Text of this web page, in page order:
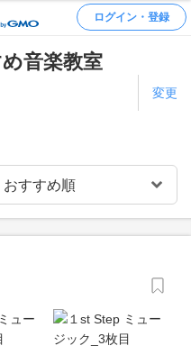
ログイン・登録
音楽教室
変更